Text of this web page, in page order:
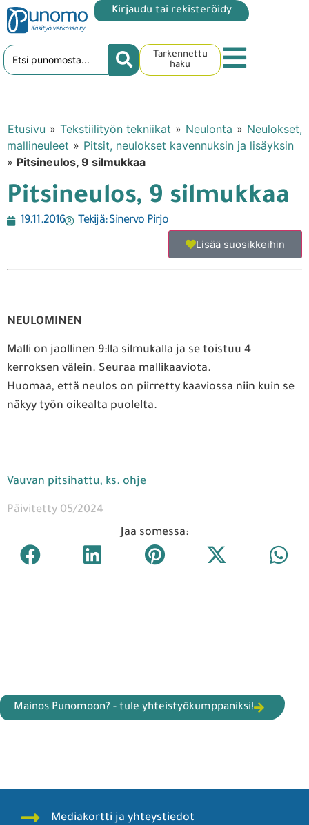
Kirjaudu tai rekisteröidy
Tarkennettu
haku
Etusivu » Tekstiilityön tekniikat » Neulonta » Neulokset,
mallineuleet » Pitsit, neulokset kavennuksin ja lisäyksin
» Pitsineulos, 9 silmukkaa
Pitsineulos, 9 silmukkaa
19.11.2016 Tekijä:Sinervo Pirjo
Lisää suosikkeihin
NEULOMINEN
Malli on jaollinen 9:lla silmukalla ja se toistuu 4
kerroksen välein. Seuraa mallikaaviota.
Huomaa, että neulos on piirretty kaaviossa niin kuin se
näkyy työn oikealta puolelta.
Vauvan pitsihattu, ks. ohje
Päivitetty 05/2024
Jaa somessa:
Mainos Punomoon? - tule yhteistyökumppaniksi!
Mediakortti ja yhteystiedot